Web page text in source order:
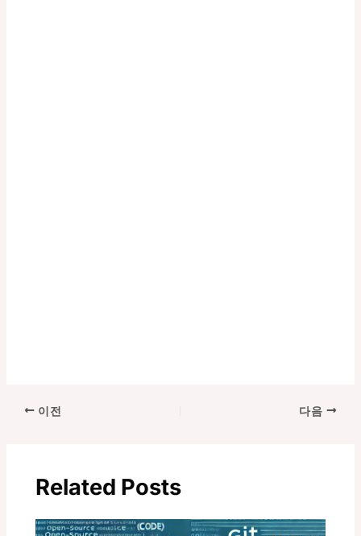
이전 다음
Related Posts